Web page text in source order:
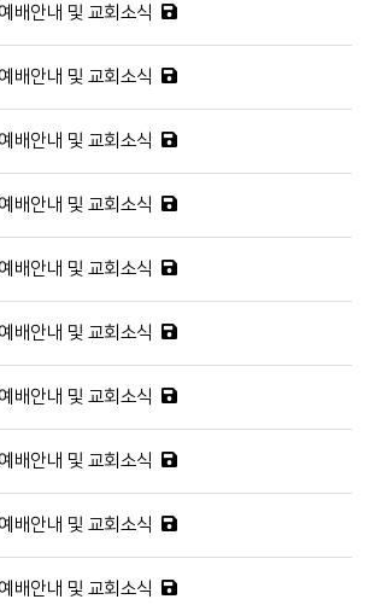
배안내 및 교회소식
배안내 및 교회소식
배안내 및 교회소식
배안내 및 교회소식
배안내 및 교회소식
배안내 및 교회소식
배안내 및 교회소식
배안내 및 교회소식
배안내 및 교회소식
배안내 및 교회소식